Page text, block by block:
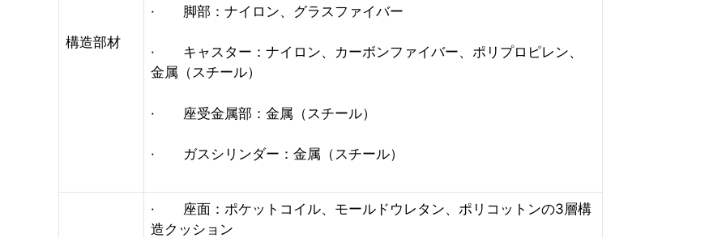
構造部材
· 脚部：ナイロン、グラスファイバー
· キャスター：ナイロン、カーボンファイバー、ポリプロピレン、
金属（スチール）
· 座受金属部：金属（スチール）
· ガスシリンダー：金属（スチール）
· 座面：ポケットコイル、モールドウレタン、ポリコットンの3層構
造クッション